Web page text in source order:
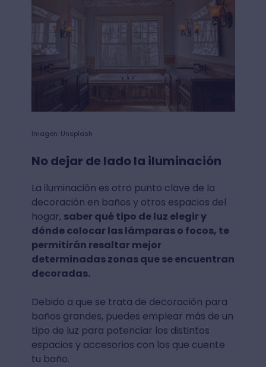
Imagen: Unsplash
No dejar de lado la iluminación
La iluminación es otro punto clave de la
decoración en baños y otros espacios del
hogar, saber qué tipo de luz elegir y
dónde colocar las lámparas o focos, te
permitirán resaltar mejor
determinadas zonas que se encuentran
decoradas.
Debido a que se trata de decoración para
baños grandes, puedes emplear más de un
tipo de luz para potenciar los distintos
espacios y accesorios con los que cuente
tu baño.